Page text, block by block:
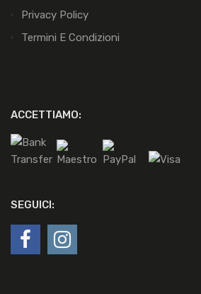
Privacy Policy
Termini E Condizioni
ACCETTIAMO:
SEGUICI: